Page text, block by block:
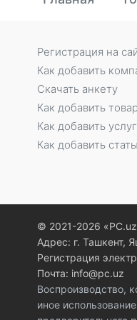
Регистрация на
Как добавить
Скачать анкету
Как добавить товар
Как добавить
Как добавить
© 2021-2026
Адрес: г. Ташкент,
Регистрация
Почта: info@pc.uz
Воспроизводство,
иное